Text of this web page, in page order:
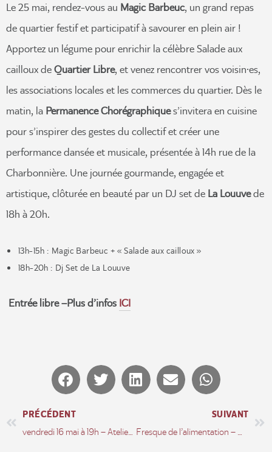
Le 25 mai, rendez-vous au Magic Barbeuc, un grand repas
de quartier festif et participatif à savourer en plein air !
Apportez un légume pour enrichir la célèbre Salade aux
cailloux deQuartier Libre, et venez rencontrer vos voisin·es,
les associations locales et les commerces du quartier. Dès le
matin, la PermanenceChorégraphiques’invitera en cuisine
pour s’inspirer des gestes du collectif et créer une
performance dansée et musicale, présentée à 14h rue de la
Charbonnière. Une journée gourmande, engagée et
artistique, clôturée en beauté par un DJ set de La Louuvede
18h à 20h.
13h-15h : Magic Barbeuc + « Salade aux cailloux »
18h-20h : Dj Set de La Louuve
Entrée libre –Plus d’infos ICI
PRÉCÉDENT
vendredi 16 mai à 19h – Atelier dessin avec Mehdi
SUIVANT
Fresque de l’alimentation – Mardi 27 mai à 18h30